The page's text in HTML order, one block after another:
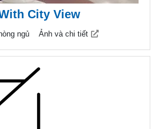
City View
ngủ Ảnh và chi tiết